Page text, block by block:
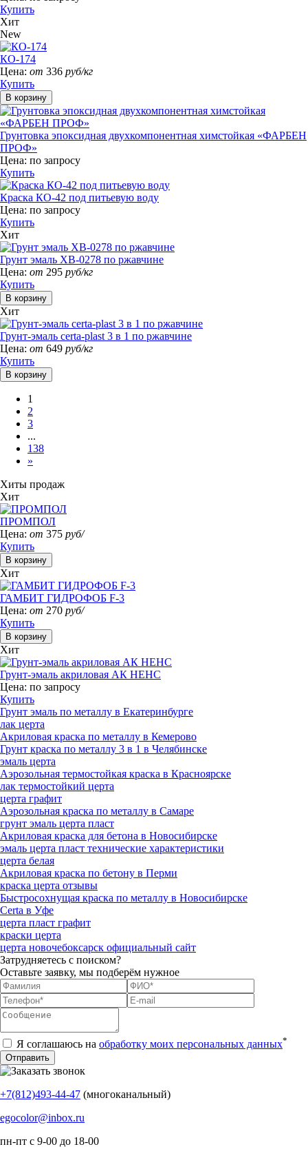
Купить
Хит
New
КО-174
Цена: от 336 руб/кг
Купить
Грунтовка эпоксидная двухкомпонентная химстойкая «ФАРБЕН
ПРОФ»
Цена: по запросу
Купить
Краска КО-42 под питьевую воду
Цена: по запросу
Купить
Хит
Грунт эмаль ХВ-0278 по ржавчине
Цена: от 295 руб/кг
Купить
Хит
Грунт-эмаль certa-plast 3 в 1 по ржавчине
Цена: от 649 руб/кг
Купить
1
2
3
...
138
»
Хиты продаж
Хит
ПРОМПОЛ
Цена: от 375 руб/
Купить
Хит
ГАМБИТ ГИДРОФОБ F-3
Цена: от 270 руб/
Купить
Хит
Грунт-эмаль акриловая АК НЕНС
Цена: по запросу
Купить
Грунт эмаль по металлу в Екатеринбурге
лак церта
Акриловая краска по металлу в Кемерово
Грунт краска по металлу 3 в 1 в Челябинске
эмаль церта
Аэрозольная термостойкая краска в Красноярске
лак термостойкий церта
церта графит
Аэрозольная краска по металлу в Самаре
грунт эмаль церта пласт
Акриловая краска для бетона в Новосибирске
эмаль церта пласт технические характеристики
церта белая
Акриловая краска по бетону в Перми
краска церта отзывы
Быстросохнущая краска по металлу в Новосибирске
Certa в Уфе
церта пласт графит
краски церта
церта новочебоксарск официальный сайт
Затрудняетесь с поиском?
Оставьте заявку, мы подберём нужное
Я соглашаюсь на обработку моих персональных данных*
+7(812)493-44-47 (многоканальный)
egocolor@inbox.ru
пн-пт с 9-00 до 18-00